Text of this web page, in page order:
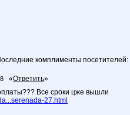
комплименты посетителей:
«Ответить»
Все сроки цже вышли
27.html